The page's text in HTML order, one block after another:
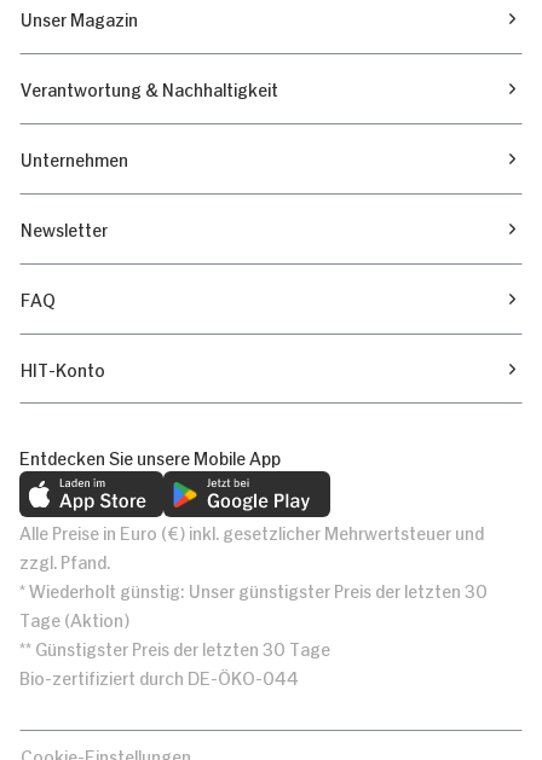
Unser Magazin
Verantwortung & Nachhaltigkeit
Unternehmen
Newsletter
FAQ
HIT-Konto
Entdecken Sie unsere Mobile App
Alle Preise in Euro (€) inkl. gesetzlicher Mehrwertsteuer und
zzgl. Pfand.
* Wiederholt günstig: Unser günstigster Preis der letzten 30
Tage (Aktion)
** Günstigster Preis der letzten 30 Tage
Bio-zertifiziert durch DE-ÖKO-044
Cookie-Einstellungen